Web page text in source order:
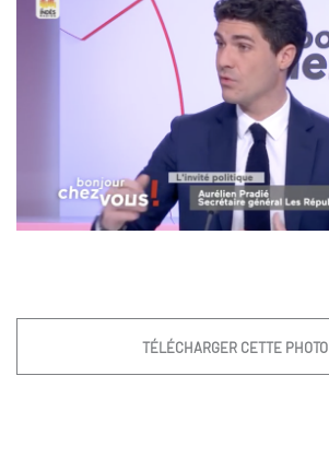
TÉLÉCHARGER CETTE PHOTO